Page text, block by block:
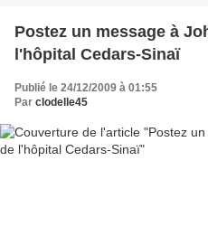
Postez un message à
l'hôpital Cedars-Sinaï
Publié le 24/12/2009 à 01:55
Par clodelle45